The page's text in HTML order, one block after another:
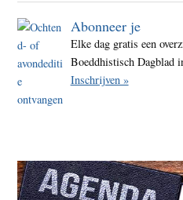
Abonneer je
Elke dag gratis een
Boeddhistisch Dagblad
Inschrijven »